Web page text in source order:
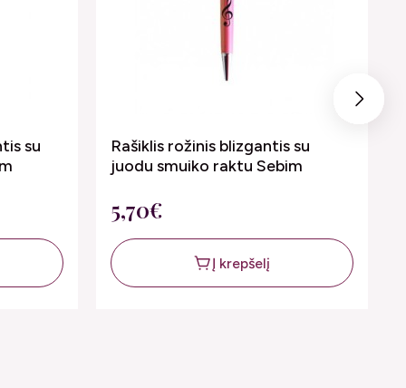
su
Rašiklis rožinis blizgantis su
juodu smuiko raktu Sebim
5,70€
Į krepšelį
Next